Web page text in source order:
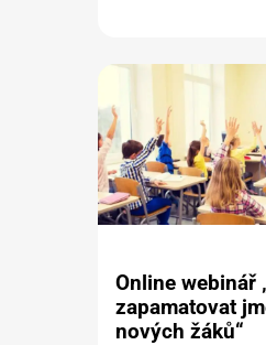
Online webinář
zapamatovat
nových žáků“